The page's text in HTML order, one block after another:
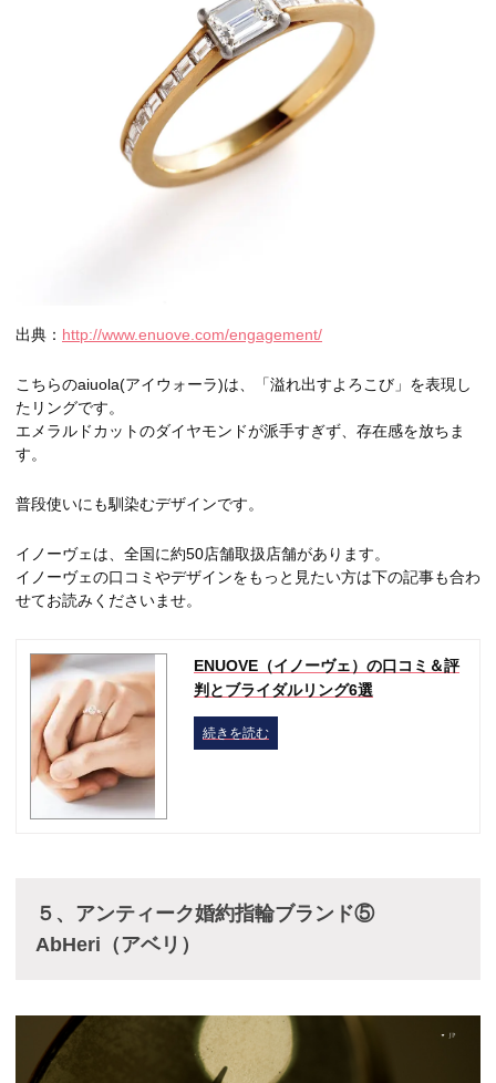
出典： http://www.enuove.com/engagement/
こちらのaiuola(アイウォーラ)は、「溢れ出すよろこび」を表現し
たリングです。
エメラルドカットのダイヤモンドが派手すぎず、存在感を放ちま
す。
普段使いにも馴染むデザインです。
イノーヴェは、全国に約50店舗取扱店舗があります。
イノーヴェの口コミやデザインをもっと見たい方は下の記事も合わ
せてお読みくださいませ。
ENUOVE（イノーヴェ）の口コミ＆評
判とブライダルリング6選
続きを読む
５、 アンティーク婚約指輪ブランド⑤
AbHeri（アベリ）